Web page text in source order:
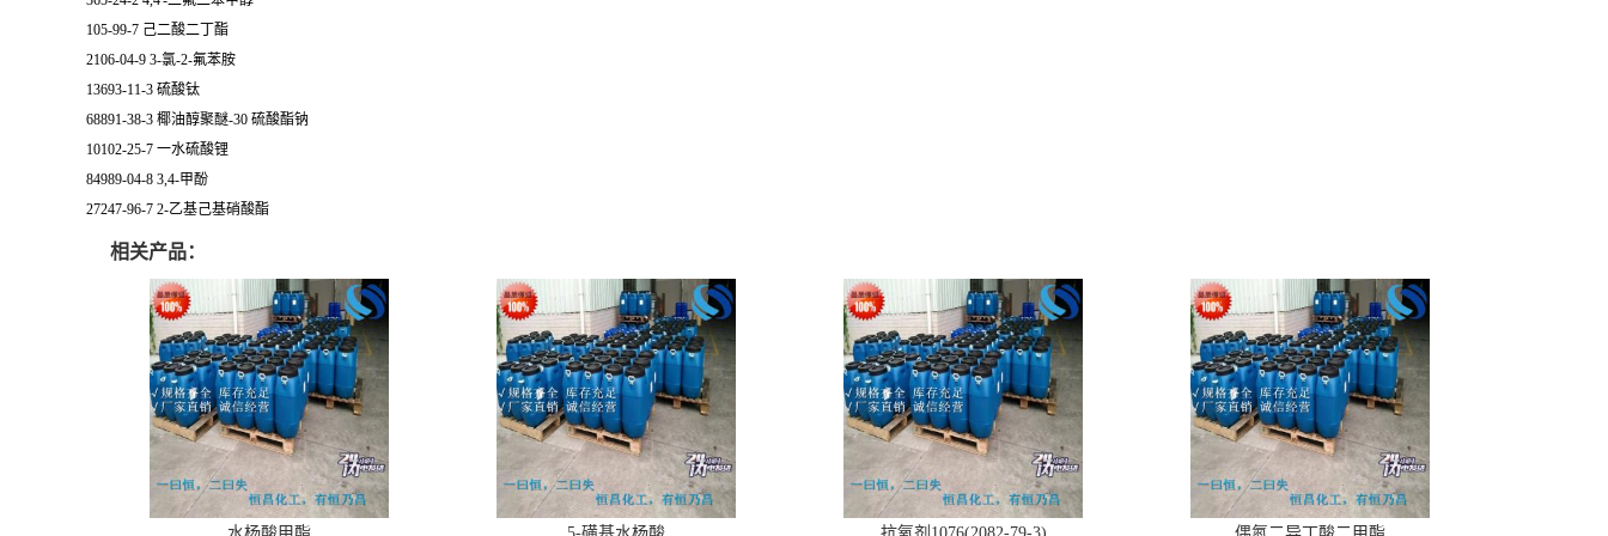
105-99-7 己二酸二丁酯
2106-04-9 3-氯-2-氟苯胺
13693-11-3 硫酸钛
68891-38-3 椰油醇聚醚-30 硫酸酯钠
10102-25-7 一水硫酸锂
84989-04-8 3,4-甲酚
27247-96-7 2-乙基己基硝酸酯
相关产品：